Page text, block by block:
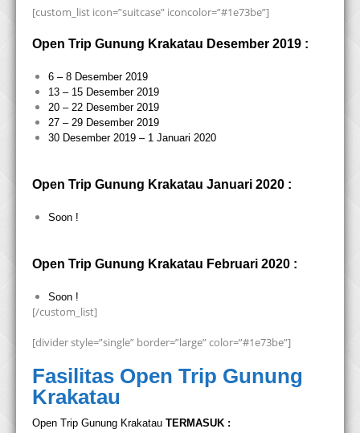
[custom_list icon=”suitcase” iconcolor=”#1e73be”]
Open Trip Gunung Krakatau Desember 2019 :
6 – 8 Desember 2019
13 – 15 Desember 2019
20 – 22 Desember 2019
27 – 29 Desember 2019
30 Desember 2019 – 1 Januari 2020
Open Trip Gunung Krakatau Januari 2020 :
Soon !
Open Trip Gunung Krakatau Februari 2020 :
Soon !
[/custom_list]
[divider style=”single” border=”large” color=”#1e73be”]
Fasilitas Open Trip Gunung
Krakatau
Open Trip Gunung Krakatau TERMASUK :